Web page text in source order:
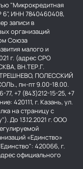
"Микрокредитная
ИНН 7840460408,
записи в
организаций
Союза
малого и
г. (адрес СРО
ВН.ТЕР.Г.
ПОЛЕССКИЙ
пн-пт 9.00-18.00.
+7 (843)212-15-25, +7
420111, г. Казань, ул.
на страницу с
До 13.12.2021 г. ООО
«Единство»
420066, г.
официального